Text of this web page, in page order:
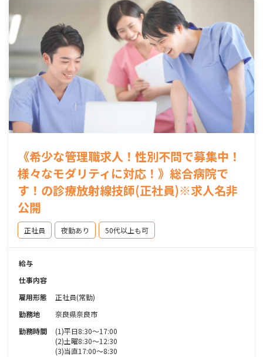
《希少な管理職求人！性別不問で募集中！
様々なモダリティに対応！》総合病院で
す！の診療放射線技師(正社員)※求人名非
公開
正社員 夜勤あり 50代以上も可
給与
仕事内容
雇用形態
正社員(常勤)
勤務地
奈良県奈良市
勤務時間
(1)平日8:30～17:00
(2)土曜8:30～12:30
(3)当直17:00～8:30